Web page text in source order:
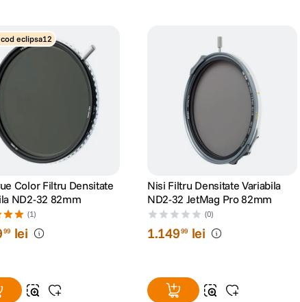
eclipsa12
Color Filtru Densitate
ND2-32 82mm
(1)
99 lei
Nisi Filtru Densitate Variabila
ND2-32 JetMag Pro 82mm
(0)
1.14999 lei